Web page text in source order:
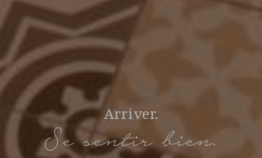
Arriver.
Se sentir bien.